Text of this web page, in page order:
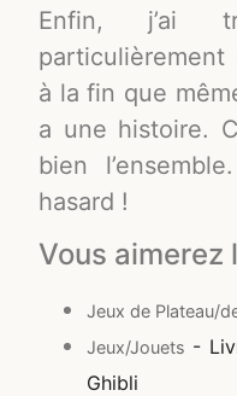
Enfin, j’ai
à la fin que
a une histoire.
bien
hasard !
Vous aimerez
Jeux de Plateau/
Jeux/Jouets -
Ghibli